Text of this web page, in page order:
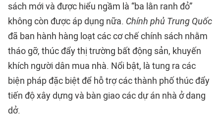
sách mới và được hiểu ngầm là “ba lằn ranh đỏ”
không còn được áp dụng nữa. Chính phủ Trung Quốc
đã ban hành hàng loạt các cơ chế chính sách nhằm
tháo gỡ, thúc đẩy thị trường bất động sản, khuyến
khích người dân mua nhà. Nổi bật, là tung ra các
biện pháp đặc biệt để hỗ trợ các thành phố thúc đẩy
tiến độ xây dựng và bàn giao các dự án nhà ở dang
dở.